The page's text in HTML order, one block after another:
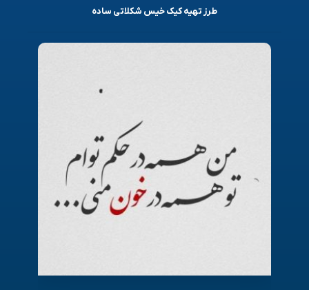
طرز تهیه کیک خیس شکلاتی ساده